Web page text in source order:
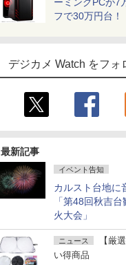
フで30万円台！
デジカメ Watch をフォ
最新記事
イベント告知
カルスト台地に
「第48回秋吉
火大会」
ニュース
【厳
い得商品